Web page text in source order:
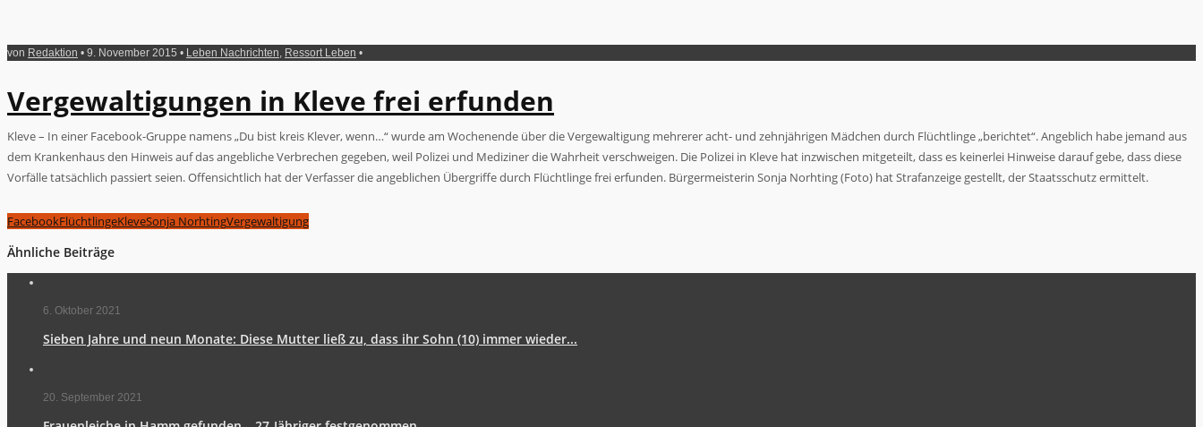
von Redaktion • 9. November 2015 • Leben Nachrichten Ressort Leben •
Vergewaltigungen in Kleve frei erfunden
Kleve – In einer Facebook-Gruppe namens „Du bist kreis Klever, wenn…“ wurde am Wochenende über die Vergewaltigung mehrerer acht- und zehnjährigen Mädchen durch Flüchtlinge „berichtet“. Angeblich habe jemand aus
dem Krankenhaus den Hinweis auf das angebliche Verbrechen gegeben, weil Polizei und Mediziner die Wahrheit verschweigen. Die Polizei in Kleve hat inzwischen mitgeteilt, dass es keinerlei Hinweise darauf gebe, dass diese
Vorfälle tatsächlich passiert seien. Offensichtlich hat der Verfasser die angeblichen Übergriffe durch Flüchtlinge frei erfunden. Bürgermeisterin Sonja Norhting (Foto) hat Strafanzeige gestellt, der Staatsschutz ermittelt.
FacebookFlüchtlingeKleveSonja NorhtingVergewaltigung
Ähnliche Beiträge
6. Oktober 2021
Sieben Jahre und neun Monate: Diese Mutter ließ zu, dass ihr Sohn (10) immer wieder...
20. September 2021